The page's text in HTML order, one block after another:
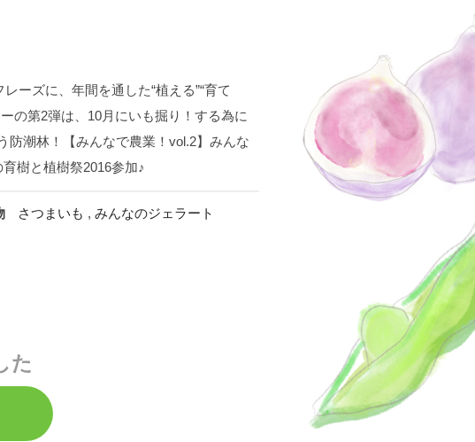
ーズに、年間を通した“植える”“育て
ーの第2弾は、10月にいも掘り！する為に
防潮林！【みんなで農業！vol.2】みんな
樹と植樹祭2016参加♪
さつまいも , みんなのジェラート
た